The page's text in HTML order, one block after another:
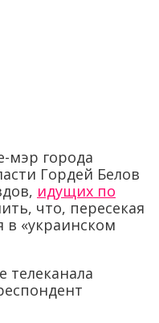
мэр города
Гордей Белов
идущих по
что, пересекая
«украинском
телеканала